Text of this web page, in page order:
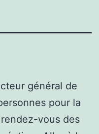
général de
pour la
vous des